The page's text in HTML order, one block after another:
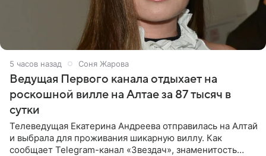
5 часов назад Соня Жарова
Ведущая Первого канала отдыхает на
роскошной вилле на Алтае за 87 тысяч в
сутки
Телеведущая Екатерина Андреева отправилась на Алтай
и выбрала для проживания шикарную виллу. Как
сообщает Telegram-канал «Звездач», знаменитость